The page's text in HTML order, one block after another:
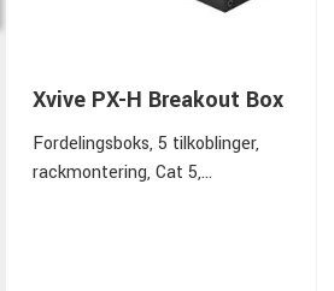
Xvive PX-H Breakout Box
Fordelingsboks, 5 tilkoblinger,
rackmontering, Cat 5,